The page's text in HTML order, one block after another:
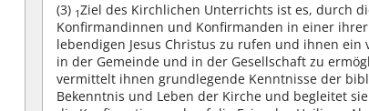
(3) 1Ziel des Kirchlichen Unterrichts ist es, durch
Konfirmandinnen und Konfirmanden in einer
lebendigen Jesus Christus zu rufen und ihnen
in der Gemeinde und in der Gesellschaft zu
vermittelt ihnen grundlegende Kenntnisse der
Bekenntnis und Leben der Kirche und begleitet